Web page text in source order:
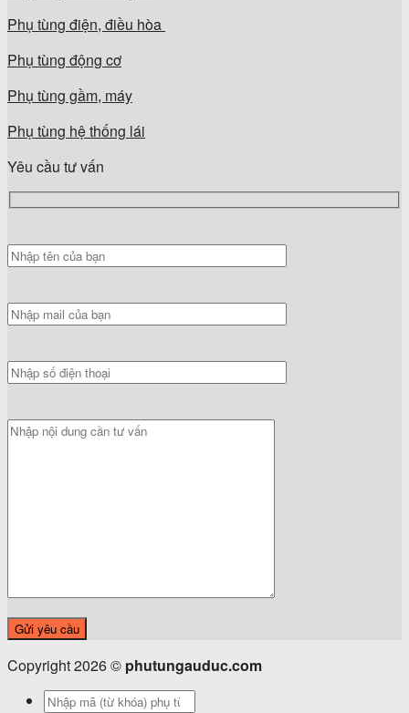
Phụ tùng điện, điều hòa
Phụ tùng động cơ
Phụ tùng gầm, máy
Phụ tùng hệ thống lái
Yêu cầu tư vấn
Copyright 2026 © phutungauduc.com
Tìm